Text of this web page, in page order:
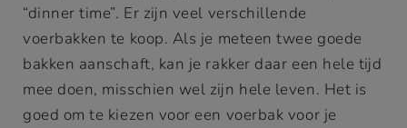
“dinner time”. Er zijn veel verschillende
voerbakken te koop. Als je meteen twee goede
bakken aanschaft, kan je rakker daar een hele tijd
mee doen, misschien wel zijn hele leven. Het is
goed om te kiezen voor een voerbak voor je